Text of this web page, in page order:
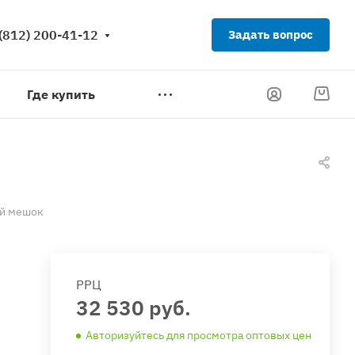
200-41-12 Задать вопрос
Где купить
мешок
РРЦ
32 530 руб.
Авторизуйтесь для просмотра оптовых цен